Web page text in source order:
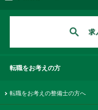
転職をお考えの方
転職をお考えの整備士の方へ